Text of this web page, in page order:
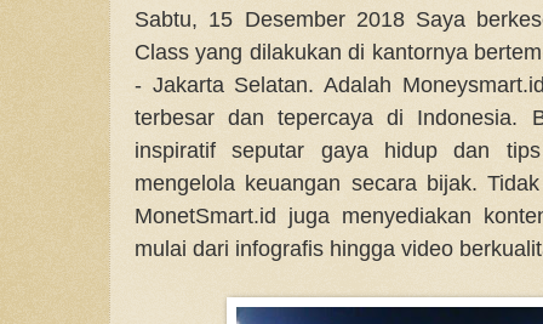
Sabtu, 15 Desember 2018 Saya
Class yang dilakukan di kantornya
- Jakarta Selatan. Adalah
terbesar dan tepercaya di Indonesia.
inspiratif seputar gaya hidup dan
mengelola keuangan secara bijak.
MonetSmart.id juga menyediakan
mulai dari infografis hingga video